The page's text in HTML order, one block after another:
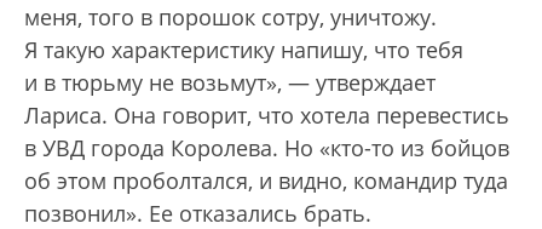
меня, того в порошок сотру, уничтожу.
Я такую характеристику напишу, что тебя
и в тюрьму не возьмут», — утверждает
Лариса. Она говорит, что хотела перевестись
в УВД города Королева. Но «кто-то из бойцов
об этом проболтался, и видно, командир туда
позвонил». Ее отказались брать.